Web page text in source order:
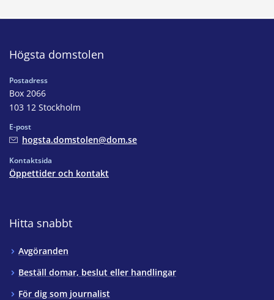
Högsta domstolen
Postadress
Box 2066
103 12 Stockholm
E-post
hogsta.domstolen@dom.se
Kontaktsida
Öppettider och kontakt
Hitta snabbt
Avgöranden
Beställ domar, beslut eller handlingar
För dig som journalist